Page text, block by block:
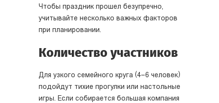
Чтобы праздник прошел безупречно,
учитывайте несколько важных факторов
при планировании.
Количество участников
Для узкого семейного круга (4–6 человек)
подойдут тихие прогулки или настольные
игры. Если собирается большая компания